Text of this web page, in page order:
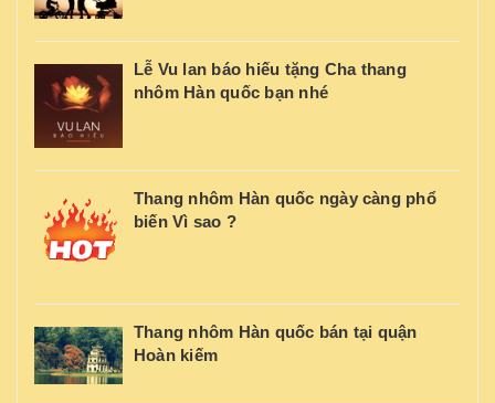
Lễ Vu lan báo hiếu tặng Cha thang
nhôm Hàn quốc bạn nhé
Thang nhôm Hàn quốc ngày càng phổ
biến Vì sao ?
Thang nhôm Hàn quốc bán tại quận
Hoàn kiếm